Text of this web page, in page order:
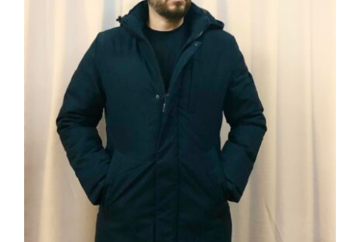
ΜΠΟΥΦΑΝ ΜΠ-010 ΕΙΣΑΓΩΓΗ EU